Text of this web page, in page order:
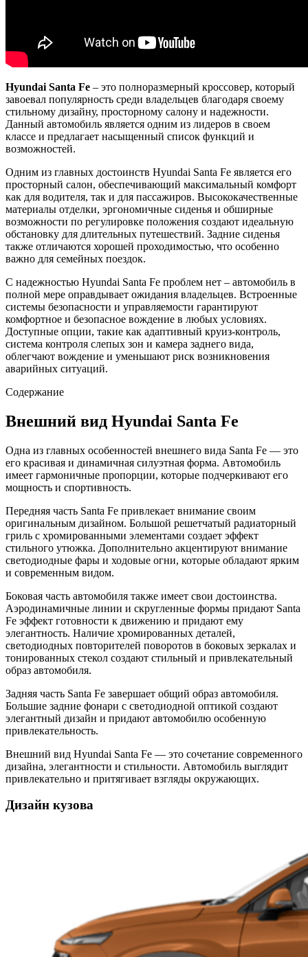
Hyundai Santa Fe – это полноразмерный кроссовер, который
завоевал популярность среди владельцев благодаря своему
стильному дизайну, просторному салону и надежности.
Данный автомобиль является одним из лидеров в своем
классе и предлагает насыщенный список функций и
возможностей.
Одним из главных достоинств Hyundai Santa Fe является его
просторный салон, обеспечивающий максимальный комфорт
как для водителя, так и для пассажиров. Высококачественные
материалы отделки, эргономичные сиденья и обширные
возможности по регулировке положения создают идеальную
обстановку для длительных путешествий. Задние сиденья
также отличаются хорошей проходимостью, что особенно
важно для семейных поездок.
С надежностью Hyundai Santa Fe проблем нет – автомобиль в
полной мере оправдывает ожидания владельцев. Встроенные
системы безопасности и управляемости гарантируют
комфортное и безопасное вождение в любых условиях.
Доступные опции, такие как адаптивный круиз-контроль,
система контроля слепых зон и камера заднего вида,
облегчают вождение и уменьшают риск возникновения
аварийных ситуаций.
Содержание
Внешний вид Hyundai Santa Fe
Одна из главных особенностей внешнего вида Santa Fe — это
его красивая и динамичная силуэтная форма. Автомобиль
имеет гармоничные пропорции, которые подчеркивают его
мощность и спортивность.
Передняя часть Santa Fe привлекает внимание своим
оригинальным дизайном. Большой решетчатый радиаторный
гриль с хромированными элементами создает эффект
стильного утюжка. Дополнительно акцентируют внимание
светодиодные фары и ходовые огни, которые обладают ярким
и современным видом.
Боковая часть автомобиля также имеет свои достоинства.
Аэродинамичные линии и скругленные формы придают Santa
Fe эффект готовности к движению и придают ему
элегантность. Наличие хромированных деталей,
светодиодных повторителей поворотов в боковых зеркалах и
тонированных стекол создают стильный и привлекательный
образ автомобиля.
Задняя часть Santa Fe завершает общий образ автомобиля.
Большие задние фонари с светодиодной оптикой создают
элегантный дизайн и придают автомобилю особенную
привлекательность.
Внешний вид Hyundai Santa Fe — это сочетание современного
дизайна, элегантности и стильности. Автомобиль выглядит
привлекательно и притягивает взгляды окружающих.
Дизайн кузова